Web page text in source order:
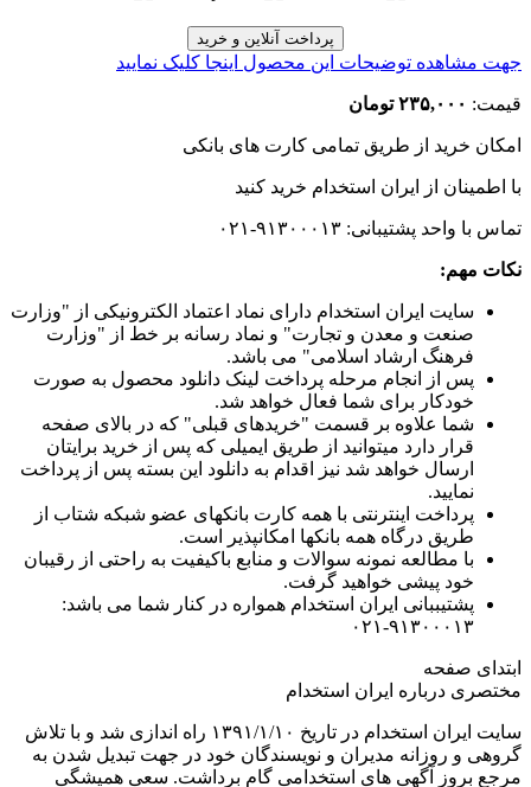
جهت مشاهده توضیحات این محصول اینجا کلیک نمایید
قیمت: ۲۳۵,۰۰۰ تومان
امکان خرید از طریق تمامی کارت های بانکی
با اطمینان از ایران استخدام خرید کنید
تماس با واحد پشتیبانی: ۹۱۳۰۰۰۱۳-۰۲۱
نکات مهم:
سایت ایران استخدام دارای نماد اعتماد الکترونیکی از "وزارت
صنعت و معدن و تجارت" و نماد رسانه بر خط از "وزارت
فرهنگ ارشاد اسلامی" می باشد.
پس از انجام مرحله پرداخت لینک دانلود محصول به صورت
خودکار برای شما فعال خواهد شد.
شما علاوه بر قسمت "خریدهای قبلی" که در بالای صفحه
قرار دارد میتوانید از طریق ایمیلی که پس از خرید برایتان
ارسال خواهد شد نیز اقدام به دانلود این بسته پس از پرداخت
نمایید.
پرداخت اینترنتی با همه کارت بانکهای عضو شبکه شتاب از
طریق درگاه همه بانکها امکانپذیر است.
با مطالعه نمونه سوالات و منابع باکیفیت به راحتی از رقیبان
خود پیشی خواهید گرفت.
پشتیببانی ایران استخدام همواره در کنار شما می باشد:
۹۱۳۰۰۰۱۳-۰۲۱
ابتدای صفحه
مختصری درباره ایران استخدام
سایت ایران استخدام در تاریخ ۱۳۹۱/۱/۱۰ راه اندازی شد و با تلاش
گروهی و روزانه مدیران و نویسندگان خود در جهت تبدیل شدن به
مرجع بروز آگهی های استخدامی گام برداشت. سعی همیشگی